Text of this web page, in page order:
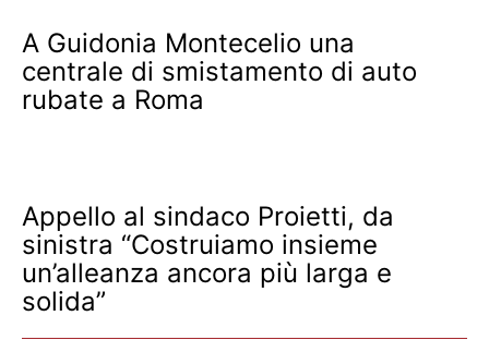
A Guidonia Montecelio una
centrale di smistamento di auto
rubate a Roma
Appello al sindaco Proietti, da
sinistra “Costruiamo insieme
un’alleanza ancora più larga e
solida”